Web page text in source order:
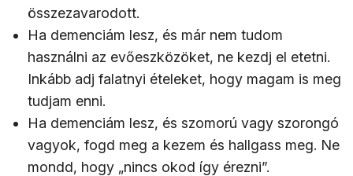
összezavarodott.
Ha demenciám lesz, és már nem tudom
használni az evőeszközöket, ne kezdj el etetni.
Inkább adj falatnyi ételeket, hogy magam is meg
tudjam enni.
Ha demenciám lesz, és szomorú vagy szorongó
vagyok, fogd meg a kezem és hallgass meg. Ne
mondd, hogy „nincs okod így érezni”.